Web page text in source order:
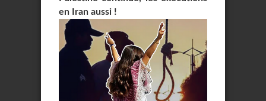
en Iran aussi !